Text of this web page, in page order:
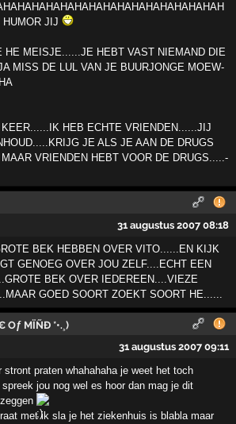
HUMOR JIJ
HE MEISJE......JE HEBT VAST NIEMAND DIE
MISS DE LUL VAN JE BUURJONGE MOEW­
HEB ECHTE VRIENDEN......JIJ
JE ALS JE AAN DE DRUGS
VRIENDEN HEBT VOOR DE DRUGS.....­
31 augustus 2007 08:18
BEK HEBBEN OVER VITO......EN KIJK
GENOEG OVER JOU ZELF....ECHT EEN
BEK OVER IEDEREEN....VIEZE
GOED SOORT ZOEKT SOORT HE......
MÏÑÐ *•.¸)
31 augustus 2007 09:11
stront praten whahahaha je weet het toch
jou nog wel es hoor dan mag je dit
met ik sla je het ziekenhuis is blabla maar